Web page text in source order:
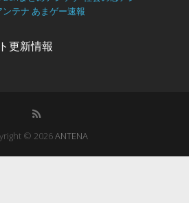
テナ あまゲー速報
更新情報
© 2026ANTENA